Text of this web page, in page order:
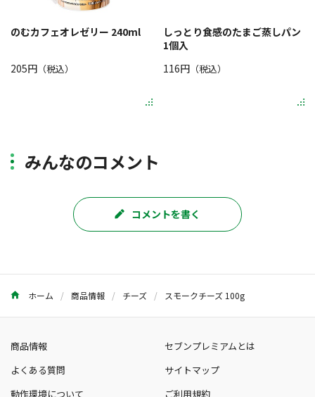
のむカフェオレゼリー 240ml
205円 （税込）
しっとり食感のたまご蒸しパン
1個入
116円（税込）
みんなのコメント
コメントを書く
ホーム 商品情報 チーズ スモークチーズ 100g
商品情報
セブンプレミアムとは
よくある質問
サイトマップ
動作環境について
ご利用規約